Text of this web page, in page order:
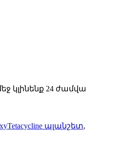
կլինենք 24 ժամվա
պլանշետ,